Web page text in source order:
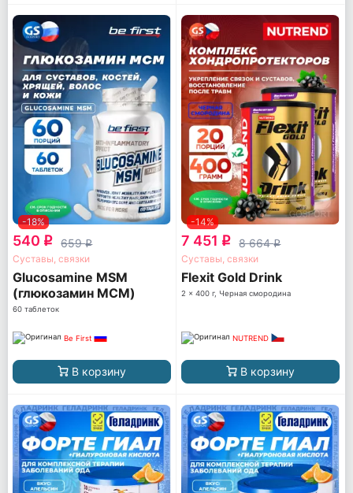
-18%
540 q 659q
Суставы, связки
Glucosamine MSM
(глюкозамин МСМ)
60 таблеток
Be First
В корзину
-14%
7 451 q 8 664q
Суставы, связки
Flexit Gold Drink
2 x 400 г, Черная смородина
NUTREND
В корзину